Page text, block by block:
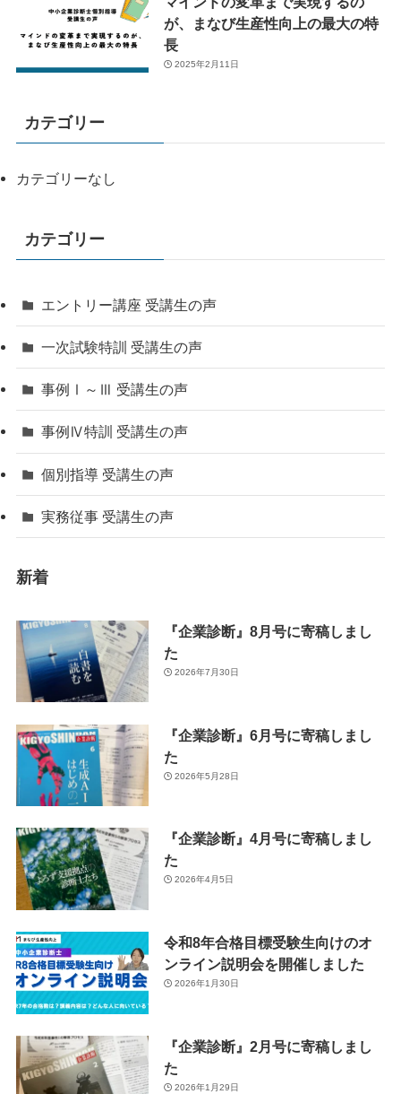
が、まなび生産性向上の最大の特
長
2025年2月11日
カテゴリー
カテゴリーなし
カテゴリー
エントリー講座 受講生の声
一次試験特訓 受講生の声
事例Ⅰ～Ⅲ 受講生の声
事例Ⅳ特訓 受講生の声
個別指導 受講生の声
実務従事 受講生の声
新着
『企業診断』8月号に寄稿しまし
た
2026年7月30日
『企業診断』6月号に寄稿しまし
た
2026年5月28日
『企業診断』4月号に寄稿しまし
た
2026年4月5日
令和8年合格目標受験生向けのオ
ンライン説明会を開催しました
2026年1月30日
『企業診断』2月号に寄稿しまし
た
2026年1月29日